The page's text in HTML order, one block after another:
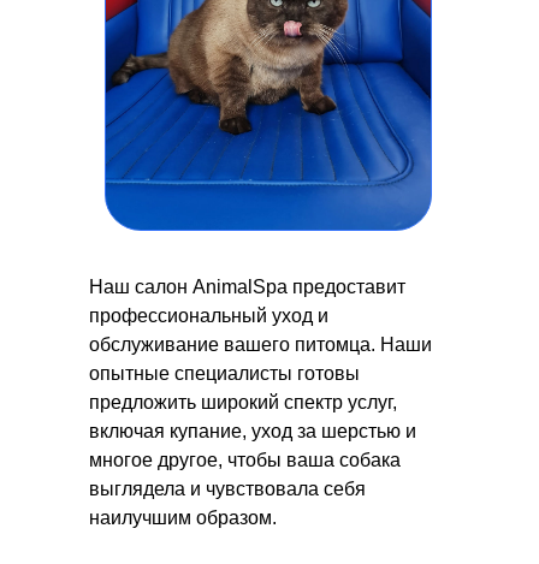
Наш салон AnimalSpa предоставит
профессиональный уход и
обслуживание вашего питомца. Наши
опытные специалисты готовы
предложить широкий спектр услуг,
включая купание, уход за шерстью и
многое другое, чтобы ваша собака
выглядела и чувствовала себя
наилучшим образом.